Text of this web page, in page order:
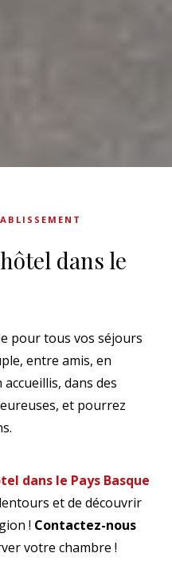
dans le
pour tous vos séjours
entre amis, en
dans des
et pourrez
dans le Pays Basque
et de découvrir
! Contactez-nous
votre chambre !